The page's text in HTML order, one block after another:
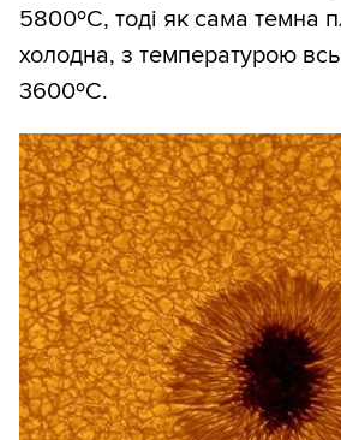
5800ºC, тоді як сама темна
холодна, з температурою
3600ºC.